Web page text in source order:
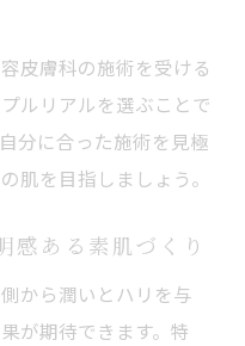
皮膚科の施術を受ける
ルリアルを選ぶことで
分に合った施術を見極
肌を目指しましょう。
感ある素肌づくり
から潤いとハリを与
が期待できます。特